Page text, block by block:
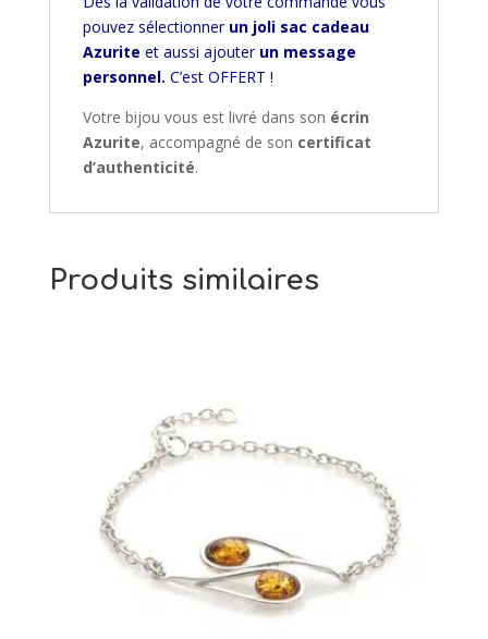
pouvez sélectionner un joli sac cadeau
Azurite et aussi ajouter un message
personnel. C’est OFFERT !
Votre bijou vous est livré dans son écrin
Azurite, accompagné de son certificat
d’authenticité.
Produits similaires